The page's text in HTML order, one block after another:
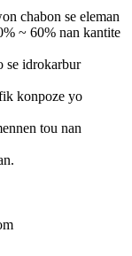
​​chabon se eleman
~ 60% nan kantite
se idrokarbur
konpoze yo
tou nan